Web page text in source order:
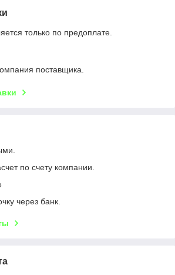
только по предоплате.
поставщика.
по счету компании.
через банк.